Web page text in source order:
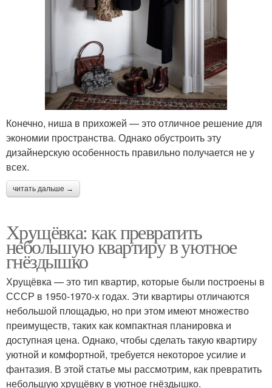
Конечно, ниша в прихожей — это отличное решение для
экономии пространства. Однако обустроить эту
дизайнерскую особенность правильно получается не у
всех.
читать дальше →
Хрущёвка: как превратить
небольшую квартиру в уютное
гнёздышко
Хрущёвка — это тип квартир, которые были построены в
СССР в 1950-1970-х годах. Эти квартиры отличаются
небольшой площадью, но при этом имеют множество
преимуществ, таких как компактная планировка и
доступная цена. Однако, чтобы сделать такую квартиру
уютной и комфортной, требуется некоторое усилие и
фантазия. В этой статье мы рассмотрим, как превратить
небольшую хрущёвку в уютное гнёздышко.